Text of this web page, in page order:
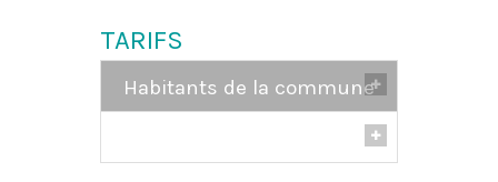
TARIFS
Habitants de la commune
2 journées : 90.00€